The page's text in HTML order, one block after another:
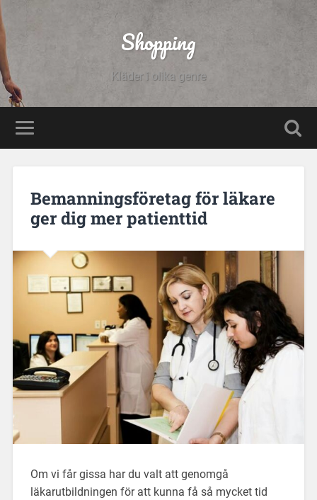
Shopping
Kläder i olika genre
Bemanningsföretag för läkare
ger dig mer patienttid
Om vi får gissa har du valt att genomgå
läkarutbildningen för att kunna få så mycket tid